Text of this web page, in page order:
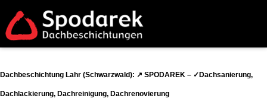
Dachbeschichtung Lahr (Schwarzwald): ↗️ SPODAREK – ✓Dachsanierung,
Dachlackierung, Dachreinigung, Dachrenovierung